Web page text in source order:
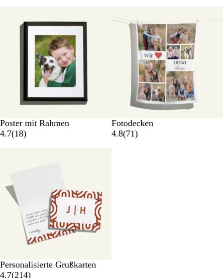
Poster mit Rahmen
4.7(18)
Fotodecken
4.8(71)
Personalisierte Grußkarten
4.7(214)